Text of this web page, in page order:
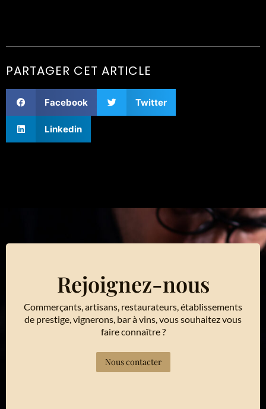
PARTAGER CET ARTICLE
Facebook Twitter
Linkedin
Rejoignez-nous
Commerçants, artisans, restaurateurs, établissements
de prestige, vignerons, bar à vins, vous souhaitez vous
faire connaître ?
Nous contacter